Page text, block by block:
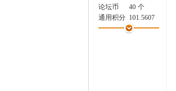
论坛币
40 个
通用积分 101.5607
学术水平
0 点